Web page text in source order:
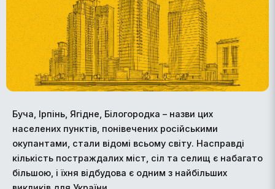
Буча, Ірпінь, Ягідне, Білогородка – назви цих
населених пунктів, понівечених російськими
окупантами, стали відомі всьому світу. Насправді
кількість постраждалих міст, сіл та селищ є набагато
більшою, і їхня відбудова є одним з найбільших